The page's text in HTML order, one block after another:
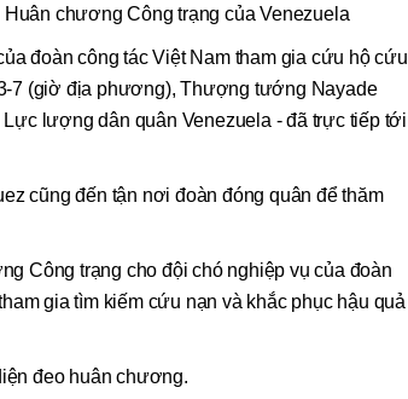
chương Công trạng của Venezuela
đoàn công tác Việt Nam tham gia cứu hộ cứu
7 (giờ địa phương), Thượng tướng Nayade
lượng dân quân Venezuela - đã trực tiếp tới
cũng đến tận nơi đoàn đóng quân để thăm
Công trạng cho đội chó nghiệp vụ của đoàn
gia tìm kiếm cứu nạn và khắc phục hậu quả
đeo huân chương.